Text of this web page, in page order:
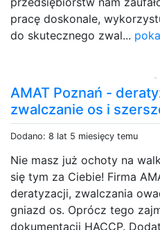
pracę doskonale,
do skutecznego zwal...
AMAT Poznań -
zwalczanie os i
Dodano: 8 lat 5 miesięcy temu
Nie masz już ochoty na
się tym za Ciebie! Firma
deratyzacji, zwalczania
gniazd os. Oprócz tego
dokumentacji HACCP.